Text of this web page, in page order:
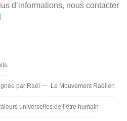
d’informations, nous contacter
par Raël Le Mouvement Raélien
universelles de l’être humain